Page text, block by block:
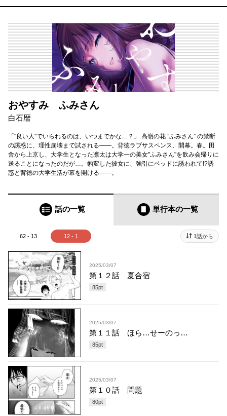
おやすみ ふみさん
白石暦
「"良い人"でいられるのは、いつまでかな…？」 高嶺の花 ”ふみさん” の禁断
の誘惑に、理性崩壊まで試される——。背徳ラブサスペンス、開幕。春。田
舎から上京し、大学生となった凛太は大学一の美女"ふみさん"を飲み会帰りに
送ることになったのだが…。豹変した彼女に、強引にベッドに誘われて!?誘
惑と背徳の大学生活が幕を開ける——。
話の一覧 単行本の一覧
62 - 13 12 - 1 1話から
2025/03/07
第１２話 夏合宿
85pt
2025/03/07
第１１話 ほら…せーのっ…
85pt
2025/03/07
第１０話 問題
80pt